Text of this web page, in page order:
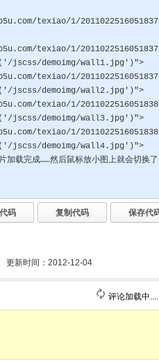
更新时间：2012-12-04
评论加载中....